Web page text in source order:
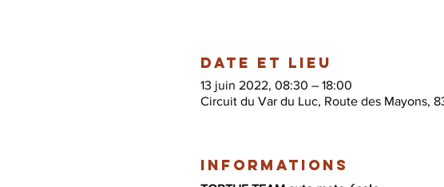
Date et lieu
13 juin 2022, 08:30 – 18:00
Circuit du Var du Luc, Route des Mayons,
Informations